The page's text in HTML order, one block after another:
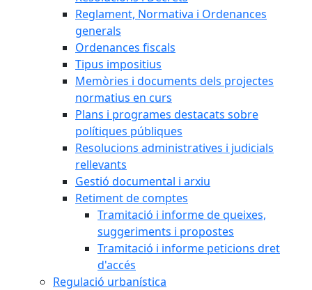
Reglament, Normativa i Ordenances
generals
Ordenances fiscals
Tipus impositius
Memòries i documents dels projectes
normatius en curs
Plans i programes destacats sobre
polítiques públiques
Resolucions administratives i judicials
rellevants
Gestió documental i arxiu
Retiment de comptes
Tramitació i informe de queixes,
suggeriments i propostes
Tramitació i informe peticions dret
d'accés
Regulació urbanística